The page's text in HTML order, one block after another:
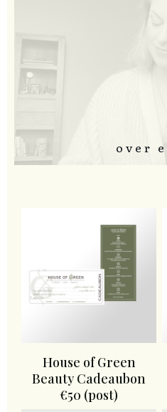
over
House of Green
Beauty Cadeaubon
€50 (post)